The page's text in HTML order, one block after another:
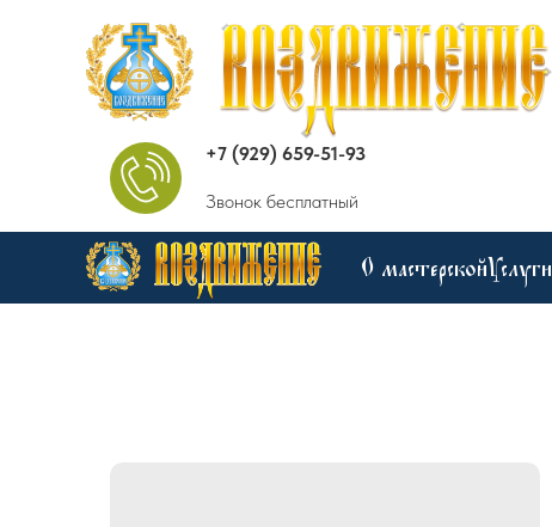
+7 (929) 659-51-93
Звонок бесплатный
О мастерскойУслуги